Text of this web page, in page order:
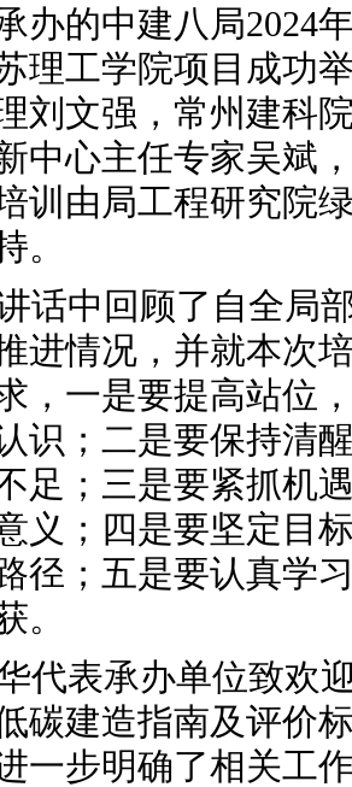
办的中建八局2024
理工学院项目成功
刘文强，常州建科
中心主任专家吴斌
训由局工程研究
。
话中回顾了自全局
进情况，并就本次
，一是要提高站位
识；二是要保持清
足；三是要紧抓机
义；四是要坚定目
径；五是要认真学
。
代表承办单位致欢
碳建造指南及评价
一步明确了相关工